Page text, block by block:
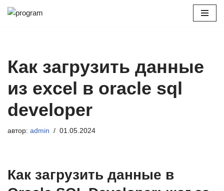
Как загрузить данные
из excel в oracle sql
developer
автор: admin 01.05.2024
Как загрузить данные в